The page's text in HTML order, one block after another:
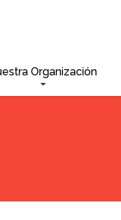
Organización